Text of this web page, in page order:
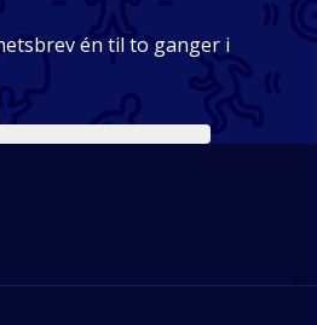
én til to ganger i